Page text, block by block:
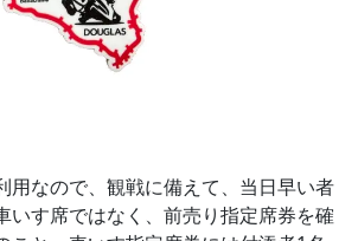
用なので、観戦に備えて、当日早い者
いす席ではなく、前売り指定席券を確